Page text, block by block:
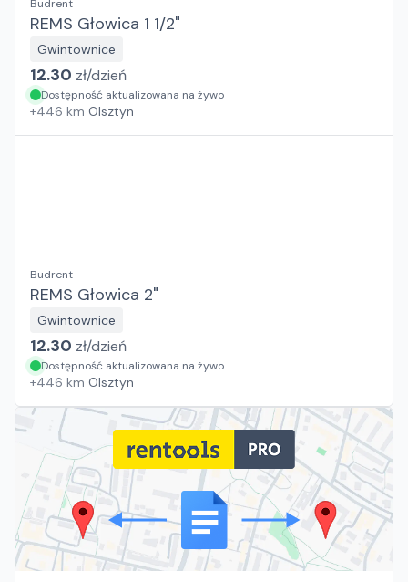
Budrent
REMS Głowica 1 1/2"
Gwintownice
12.30 zł/dzień
Dostępność aktualizowana na żywo
+446 km Olsztyn
Budrent
REMS Głowica 2"
Gwintownice
12.30 zł/dzień
Dostępność aktualizowana na żywo
+446 km Olsztyn